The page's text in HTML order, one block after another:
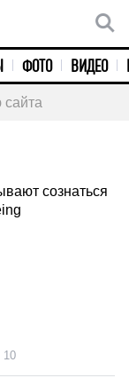
ФОТО ВИДЕО
сознаться
10